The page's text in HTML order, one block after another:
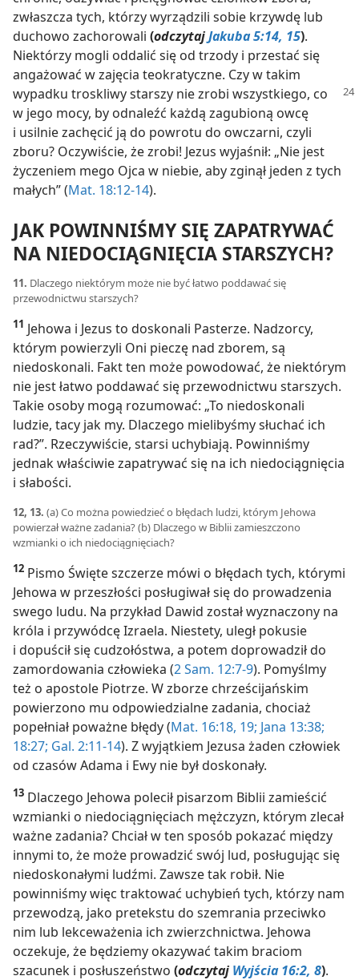
zwłaszcza tych, którzy wyrządzili sobie krzywdę lub
duchowo zachorowali (odczytajJakuba 5:14, 15).
Niektórzy mogli oddalić się od trzody i przestać się
angażować w zajęcia teokratyczne. Czy w takim
wypadku troskliwy starszy nie zrobi wszystkiego, co
w jego mocy, by odnaleźć każdą zagubioną owcę
i usilnie zachęcić ją do powrotu do owczarni, czyli
zboru? Oczywiście, że zrobi! Jezus wyjaśnił: „Nie jest
życzeniem mego Ojca w niebie, aby zginął jeden z tych
małych” (Mat. 18:12-14).
JAK POWINNIŚMY SIĘ ZAPATRYWAĆ
NA NIEDOCIĄGNIĘCIA STARSZYCH?
11. Dlaczego niektórym może nie być łatwo poddawać się
przewodnictwu starszych?
11 Jehowa i Jezus to doskonali Pasterze. Nadzorcy,
którym powierzyli Oni pieczę nad zborem, są
niedoskonali. Fakt ten może powodować, że niektórym
nie jest łatwo poddawać się przewodnictwu starszych.
Takie osoby mogą rozumować: „To niedoskonali
ludzie, tacy jak my. Dlaczego mielibyśmy słuchać ich
rad?”. Rzeczywiście, starsi uchybiają. Powinniśmy
jednak właściwie zapatrywać się na ich niedociągnięcia
i słabości.
12, 13. (a) Co można powiedzieć o błędach ludzi, którym Jehowa
powierzał ważne zadania? (b) Dlaczego w Biblii zamieszczono
wzmianki o ich niedociągnięciach?
12 Pismo Święte szczerze mówi o błędach tych, którymi
Jehowa w przeszłości posługiwał się do prowadzenia
swego ludu. Na przykład Dawid został wyznaczony na
króla i przywódcę Izraela. Niestety, uległ pokusie
i dopuścił się cudzołóstwa, a potem doprowadził do
zamordowania człowieka (2 Sam. 12:7-9). Pomyślmy
też o apostole Piotrze. W zborze chrześcijańskim
powierzono mu odpowiedzialne zadania, chociaż
popełniał poważne błędy (Mat. 16:18, 19; Jana 13:38;
18:27; Gal. 2:11-14). Z wyjątkiem Jezusa żaden człowiek
od czasów Adama i Ewy nie był doskonały.
13 Dlaczego Jehowa polecił pisarzom Biblii zamieścić
wzmianki o niedociągnięciach mężczyzn, którym zlecał
ważne zadania? Chciał w ten sposób pokazać między
innymi to, że może prowadzić swój lud, posługując się
niedoskonałymi ludźmi. Zawsze tak robił. Nie
powinniśmy więc traktować uchybień tych, którzy nam
przewodzą, jako pretekstu do szemrania przeciwko
nim lub lekceważenia ich zwierzchnictwa. Jehowa
oczekuje, że będziemy okazywać takim braciom
szacunek i posłuszeństwo (odczytaj Wyjścia 16:2, 8).